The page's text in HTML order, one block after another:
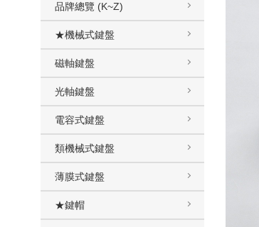
品牌總覽 (K~Z)
★機械式鍵盤
磁軸鍵盤
光軸鍵盤
電容式鍵盤
類機械式鍵盤
薄膜式鍵盤
★鍵帽